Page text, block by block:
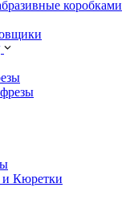
коробками
Кюретки